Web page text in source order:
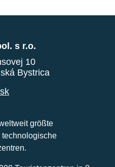
s r.o.
10
Bystrica
größte
technologische